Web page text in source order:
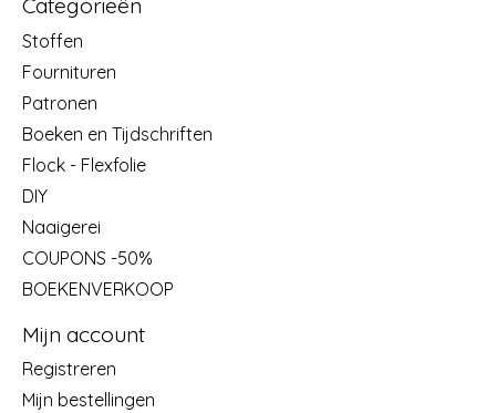
Categorieën
Stoffen
Fournituren
Patronen
Boeken en Tijdschriften
Flock - Flexfolie
DIY
Naaigerei
COUPONS -50%
BOEKENVERKOOP
Mijn account
Registreren
Mijn bestellingen